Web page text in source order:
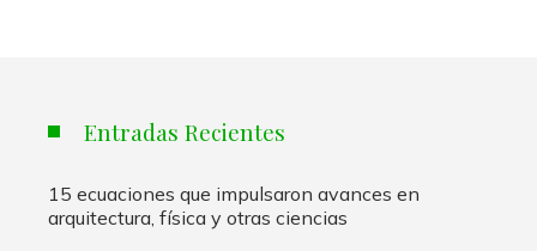
Entradas Recientes
15 ecuaciones que impulsaron avances en
arquitectura, física y otras ciencias